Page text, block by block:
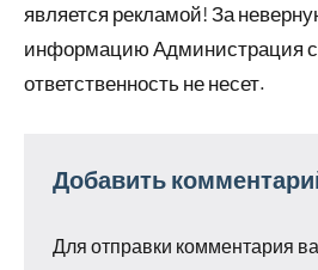
является рекламой! За
информацию Администрация
ответственность не несет.
Добавить
Для отправки комментария